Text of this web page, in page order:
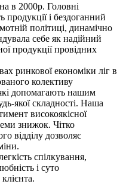
в 2000р. Головні
продукції і бездоганний
політиці, динамічно
себе як надійний
продукції провідних
ринкової економіки ліг в
колективу
допомагають нашим
якої складності. Наша
високоякісної
знижок. Чітко
відділу дозволяє
спілкування,
і суто